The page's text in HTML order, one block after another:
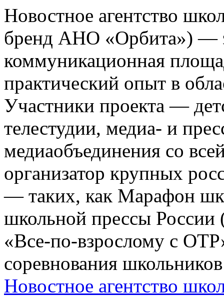
Новостное агентство
бренд АНО «Орбита») —
коммуникационная
практический опыт в
Участники проекта —
телестудии, медиа- и
медиаобъединения со
организатор крупных
— таких, как Марафон
школьной прессы России
«Все-по-взрослому с
соревнования
Новостное агентство